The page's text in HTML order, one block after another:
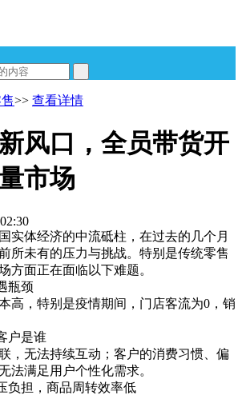
>> 查看详情
风口，全员带货开
市场
实体经济的中流砥柱，在过去的几个月
所未有的压力与挑战。特别是传统零售
方面正在面临以下难题。
瓶颈
高，特别是疫情期间，门店客流为0，销
户是谁
，无法持续互动；客户的消费习惯、偏
法满足用户个性化需求。
负担，商品周转效率低